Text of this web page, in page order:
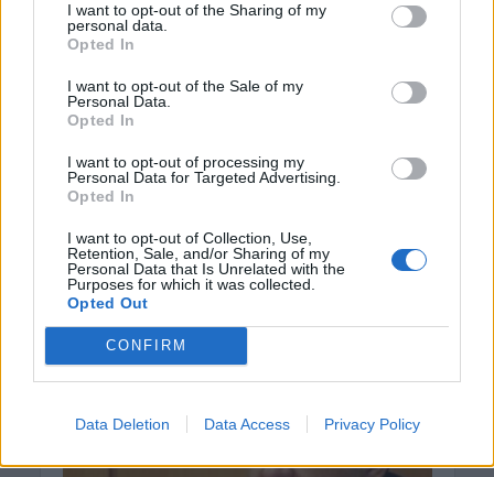
I want to opt-out of the Sharing of my
personal data.
Opted In
I want to opt-out of the Sale of my
Personal Data.
Opted In
I want to opt-out of processing my
Personal Data for Targeted Advertising.
Opted In
I want to opt-out of Collection, Use,
Retention, Sale, and/or Sharing of my
Personal Data that Is Unrelated with the
Purposes for which it was collected.
Opted Out
CONFIRM
Data Deletion Data Access Privacy Policy
ΚΟΡΩΝΟΪΟΣ - ΣΥΝΕΧΗΣ ΕΝΗΜΕΡΩΣΗ
Κρήτη: 8 νέα κρούσματα
κορωνοϊού –
Καταγράφηκαν σε δύο
Νομούς
25 Ιανουαρίου 2021
436 νέα κρούσματα covid19 εντοπίστηκαν συνολικά
στην Ελλάδα το τελευταίο 24ωρο, εκ των οποίων
τα 8 στον Κρήτη. Συγκεκριμένα, καταγράφηκαν 4
κρούσματα στο...